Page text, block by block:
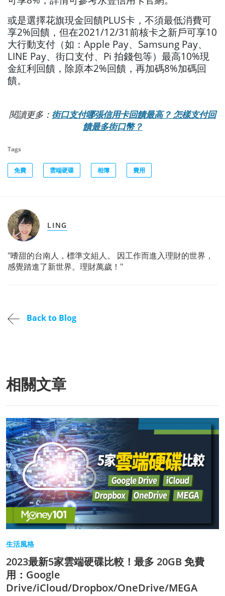
或是選擇花旗現金回饋PLUS卡，不須最低消費可
享2%回饋，但在2021/12/31前核卡之新戶可享10
大行動支付（如：Apple Pay、Samsung Pay、
LINE Pay、街口支付、Pi 拍錢包等）最高10%現
金紅利回饋，除原本2%回饋，再加碼8%加碼回
饋。
閱讀更多： 街口支付哪張信用卡回饋最高？ 怎樣支付回
饋最多街口幣？
Tags
免費 雲端硬碟 相簿 費用
LING
"嗜甜的台南人，標準文組人。 因工作而進入理財的世界，
感覺踏進了新世界。理財萬歲！"
Back to Blog
相關文章
生活風格
2023最新5家雲端硬碟比較！最多 20GB 免費
用：Google
Drive/iCloud/Dropbox/OneDrive/MEGA